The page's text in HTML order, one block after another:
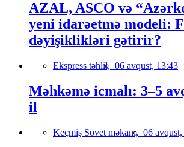
AZAL, ASCO və
yeni idarəetmə modeli:
dəyişiklikləri gətirir?
Ekspress təhlil, 06 avqust, 13:43
Məhkəmə icmalı: 3–5
il
Keçmiş Sovet məkanı, 06